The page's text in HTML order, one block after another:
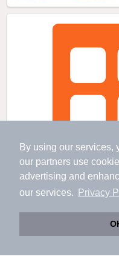
By using our services,
our partners use
advertising and
our services.
Privacy
アプリに切り替え
会員登録なしですぐ